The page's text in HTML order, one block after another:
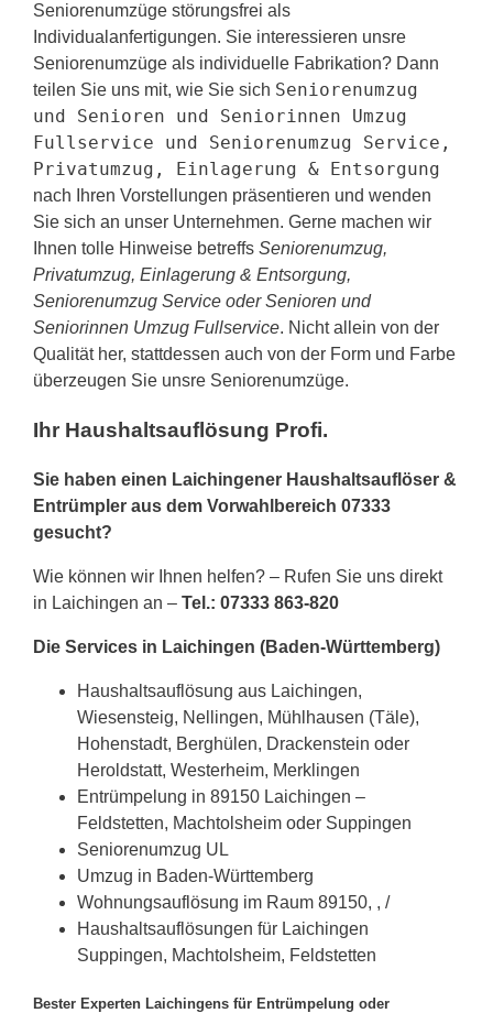
Seniorenumzüge störungsfrei als
Individualanfertigungen. Sie interessieren unsre
Seniorenumzüge als individuelle Fabrikation? Dann
teilen Sie uns mit, wie Sie sich Seniorenumzug
und Senioren und Seniorinnen Umzug
Fullservice und Seniorenumzug Service,
Privatumzug, Einlagerung & Entsorgung
nach Ihren Vorstellungen präsentieren und wenden
Sie sich an unser Unternehmen. Gerne machen wir
Ihnen tolle Hinweise betreffs Seniorenumzug,
Privatumzug, Einlagerung & Entsorgung,
Seniorenumzug Service oder Senioren und
Seniorinnen Umzug Fullservice. Nicht allein von der
Qualität her, stattdessen auch von der Form und Farbe
überzeugen Sie unsre Seniorenumzüge.
Ihr Haushaltsauflösung Profi.
Sie haben einen Laichingener Haushaltsauflöser &
Entrümpler aus dem Vorwahlbereich 07333
gesucht?
Wie können wir Ihnen helfen? – Rufen Sie uns direkt
in Laichingen an – Tel.: 07333 863-820
Die Services in Laichingen (Baden-Württemberg)
Haushaltsauflösung aus Laichingen,
Wiesensteig, Nellingen, Mühlhausen (Täle),
Hohenstadt, Berghülen, Drackenstein oder
Heroldstatt, Westerheim, Merklingen
Entrümpelung in 89150 Laichingen –
Feldstetten, Machtolsheim oder Suppingen
Seniorenumzug UL
Umzug in Baden-Württemberg
Wohnungsauflösung im Raum 89150, , /
Haushaltsauflösungen für Laichingen
Suppingen, Machtolsheim, Feldstetten
Bester Experten Laichingens für Entrümpelung oder